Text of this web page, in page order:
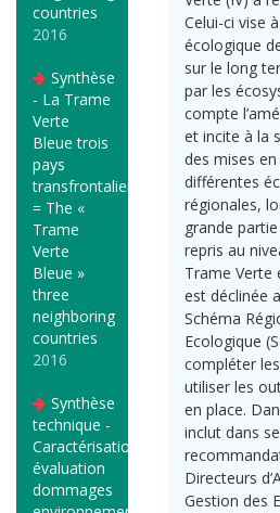
countries
2016
Synthèse
- La Trame
Verte
Bleue trois
pays
transfrontaliers
= The «
Trame
Verte
Bleue »
three
neighboring
countries
2016
Synthèse
technique -
Caractérisation
évaluation
dommages
Celui-ci vise
écologique
sur le long
par les
compte
et incite à la
des mises
différentes
régionales,
grande
repris au
Trame Verte
est déclinée
Schéma
Ecologique
compléter
utiliser les
en place.
inclut dans
Directeurs
Gestion des